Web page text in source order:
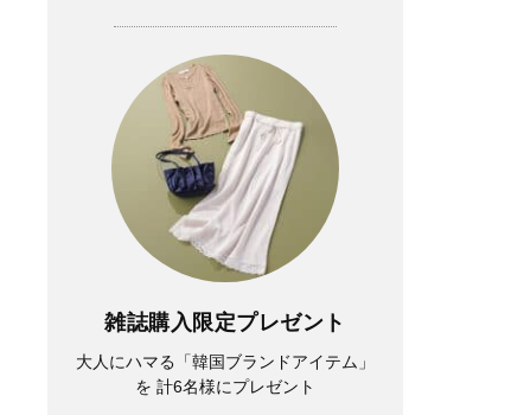
雑誌購入限定プレゼント
大人にハマる「韓国ブランドアイテム」
を 計6名様にプレゼント